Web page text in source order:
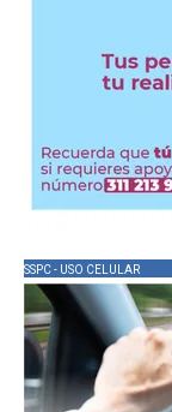
SSPC - USO CELULAR